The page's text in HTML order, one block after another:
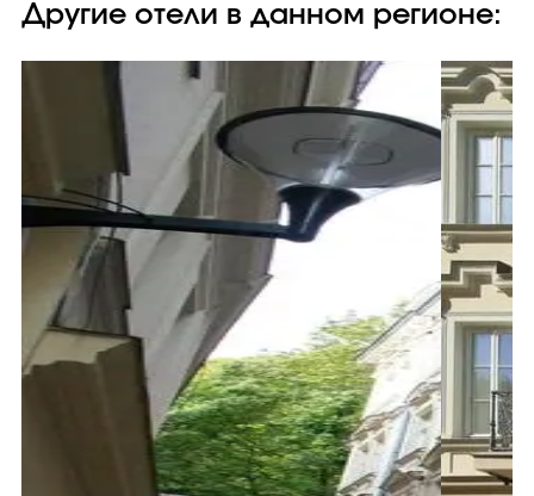
Другие отели в данном регионе: